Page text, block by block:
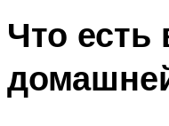
Что есть